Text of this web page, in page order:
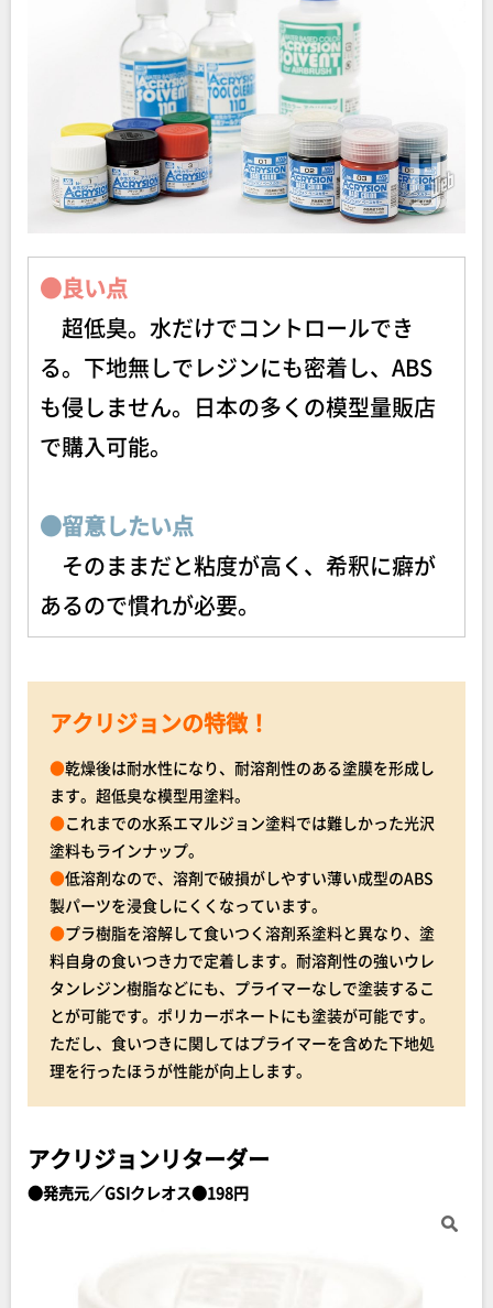
●良い点
超低臭。水だけでコントロールでき
る。下地無しでレジンにも密着し、ABS
も侵しません。日本の多くの模型量販店
で購入可能。
●留意したい点
そのままだと粘度が高く、希釈に癖が
あるので慣れが必要。
アクリジョンの特徴！
●乾燥後は耐水性になり、耐溶剤性のある塗膜を形成し
ます。超低臭な模型用塗料。
●これまでの水系エマルジョン塗料では難しかった光沢
塗料もラインナップ。
●低溶剤なので、溶剤で破損がしやすい薄い成型のABS
製パーツを浸食しにくくなっています。
●プラ樹脂を溶解して食いつく溶剤系塗料と異なり、塗
料自身の食いつき力で定着します。耐溶剤性の強いウレ
タンレジン樹脂などにも、プライマーなしで塗装するこ
とが可能です。ポリカーボネートにも塗装が可能です。
ただし、食いつきに関してはプライマーを含めた下地処
理を行ったほうが性能が向上します。
アクリジョンリターダー
●発売元／GSIクレオス●198円